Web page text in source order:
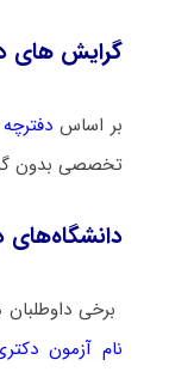
گرایش های
بر اساس
تخصصی بدون
دانشگاه‌های
برخی
نام آزمون دکتری